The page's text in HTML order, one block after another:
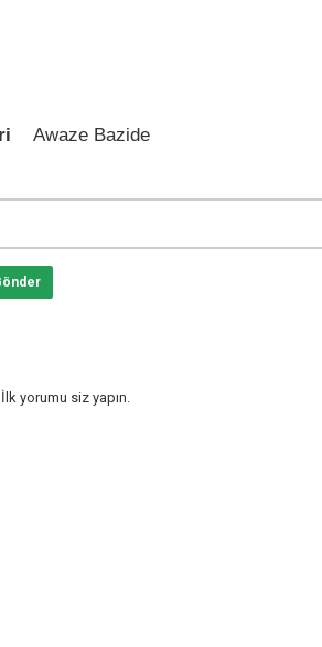
Awaze Bazide
yorumu siz yapın.